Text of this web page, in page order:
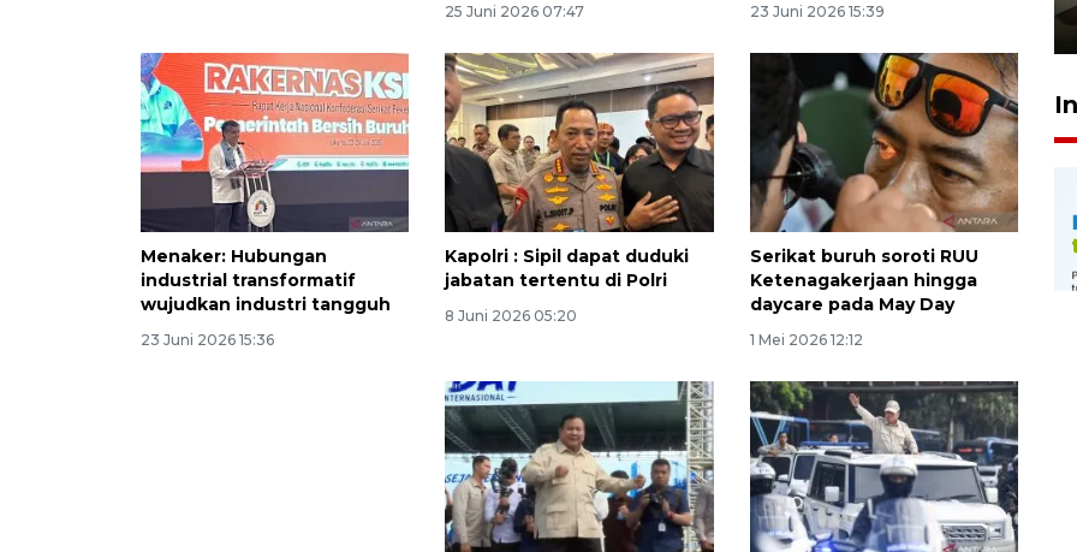
25 Juni 2026 07:47 23 Juni 2026 15:39
Menaker: Hubungan
industrial transformatif
wujudkan industri tangguh
23 Juni 2026 15:36
Kapolri : Sipil dapat duduki
jabatan tertentu di Polri
8 Juni 2026 05:20
Serikat buruh soroti RUU
Ketenagakerjaan hingga
daycare pada May Day
1 Mei 2026 12:12
23 Juli 2026 14:28